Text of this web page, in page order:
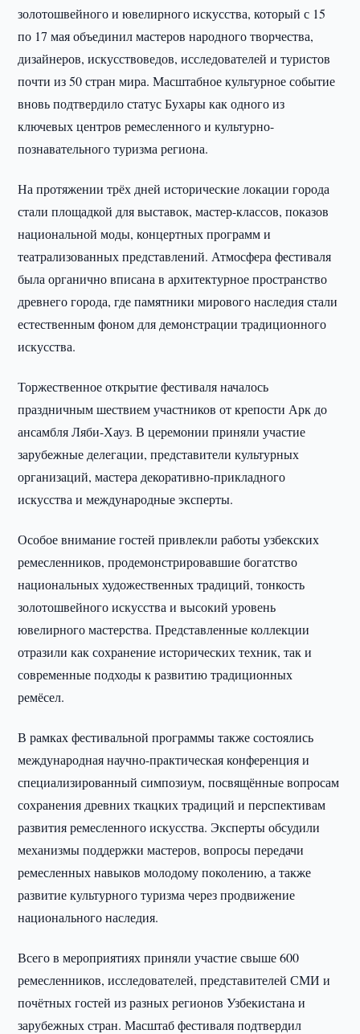
золотошвейного и ювелирного искусства, который с 15
по 17 мая объединил мастеров народного творчества,
дизайнеров, искусствоведов, исследователей и туристов
почти из 50 стран мира. Масштабное культурное событие
вновь подтвердило статус Бухары как одного из
ключевых центров ремесленного и культурно-
познавательного туризма региона.
На протяжении трёх дней исторические локации города
стали площадкой для выставок, мастер-классов, показов
национальной моды, концертных программ и
театрализованных представлений. Атмосфера фестиваля
была органично вписана в архитектурное пространство
древнего города, где памятники мирового наследия стали
естественным фоном для демонстрации традиционного
искусства.
Торжественное открытие фестиваля началось
праздничным шествием участников от крепости Арк до
ансамбля Ляби-Хауз. В церемонии приняли участие
зарубежные делегации, представители культурных
организаций, мастера декоративно-прикладного
искусства и международные эксперты.
Особое внимание гостей привлекли работы узбекских
ремесленников, продемонстрировавшие богатство
национальных художественных традиций, тонкость
золотошвейного искусства и высокий уровень
ювелирного мастерства. Представленные коллекции
отразили как сохранение исторических техник, так и
современные подходы к развитию традиционных
ремёсел.
В рамках фестивальной программы также состоялись
международная научно-практическая конференция и
специализированный симпозиум, посвящённые вопросам
сохранения древних ткацких традиций и перспективам
развития ремесленного искусства. Эксперты обсудили
механизмы поддержки мастеров, вопросы передачи
ремесленных навыков молодому поколению, а также
развитие культурного туризма через продвижение
национального наследия.
Всего в мероприятиях приняли участие свыше 600
ремесленников, исследователей, представителей СМИ и
почётных гостей из разных регионов Узбекистана и
зарубежных стран. Масштаб фестиваля подтвердил